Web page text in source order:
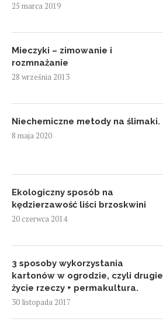
25 marca 2019
Mieczyki – zimowanie i
rozmnażanie
28 września 2013
Niechemiczne metody na ślimaki.
8 maja 2020
Ekologiczny sposób na
kędzierzawość liści brzoskwini
20 czerwca 2014
3 sposoby wykorzystania
kartonów w ogrodzie, czyli drugie
życie rzeczy + permakultura.
30 listopada 2017